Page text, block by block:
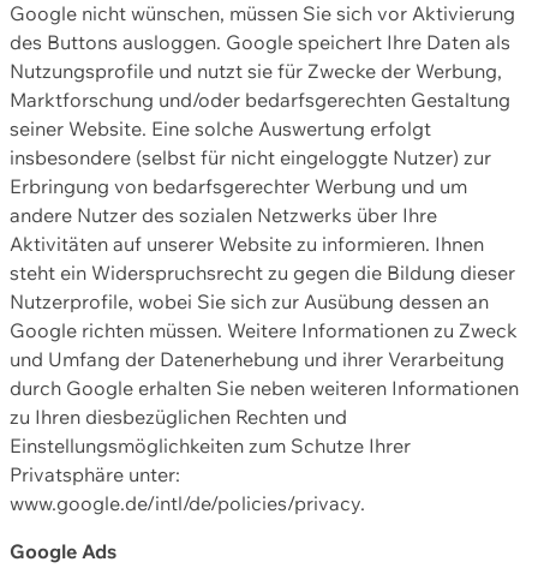
Google nicht wünschen, müssen Sie sich vor Aktivierung
des Buttons ausloggen. Google speichert Ihre Daten als
Nutzungsprofile und nutzt sie für Zwecke der Werbung,
Marktforschung und/oder bedarfsgerechten Gestaltung
seiner Website. Eine solche Auswertung erfolgt
insbesondere (selbst für nicht eingeloggte Nutzer) zur
Erbringung von bedarfsgerechter Werbung und um
andere Nutzer des sozialen Netzwerks über Ihre
Aktivitäten auf unserer Website zu informieren. Ihnen
steht ein Widerspruchsrecht zu gegen die Bildung dieser
Nutzerprofile, wobei Sie sich zur Ausübung dessen an
Google richten müssen. Weitere Informationen zu Zweck
und Umfang der Datenerhebung und ihrer Verarbeitung
durch Google erhalten Sie neben weiteren Informationen
zu Ihren diesbezüglichen Rechten und
Einstellungsmöglichkeiten zum Schutze Ihrer
Privatsphäre unter:
www.google.de/intl/de/policies/privacy.
Google Ads